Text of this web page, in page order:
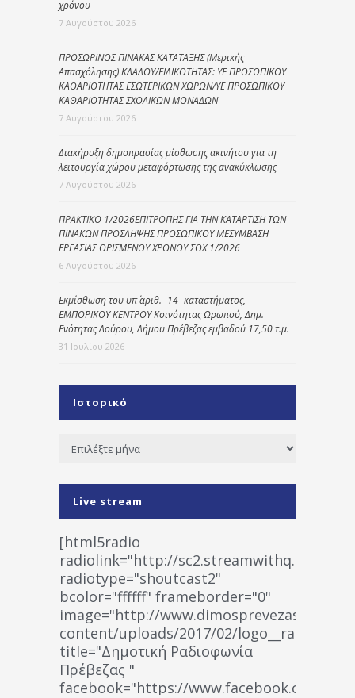
χρόνου
7 Αυγούστου 2026
ΠΡΟΣΩΡΙΝΟΣ ΠΙΝΑΚΑΣ ΚΑΤΑΤΑΞΗΣ (Μερικής
Απασχόλησης) ΚΛΑΔΟΥ/ΕΙΔΙΚΟΤΗΤΑΣ: ΥΕ ΠΡΟΣΩΠΙΚΟΥ
ΚΑΘΑΡΙΟΤΗΤΑΣ ΕΣΩΤΕΡΙΚΩΝ ΧΩΡΩΝ/ΥΕ ΠΡΟΣΩΠΙΚΟΥ
ΚΑΘΑΡΙΟΤΗΤΑΣ ΣΧΟΛΙΚΩΝ ΜΟΝΑΔΩΝ
7 Αυγούστου 2026
Διακήρυξη δημοπρασίας μίσθωσης ακινήτου για τη
λειτουργία χώρου μεταφόρτωσης της ανακύκλωσης
7 Αυγούστου 2026
ΠΡΑΚΤΙΚΟ 1/2026ΕΠΙΤΡΟΠΗΣ ΓΙΑ ΤΗΝ ΚΑΤΑΡΤΙΣΗ ΤΩΝ
ΠΙΝΑΚΩΝ ΠΡΟΣΛΗΨΗΣ ΠΡΟΣΩΠΙΚΟΥ ΜΕΣΥΜΒΑΣΗ
ΕΡΓΑΣΙΑΣ ΟΡΙΣΜΕΝΟΥ ΧΡΟΝΟΥ ΣΟΧ 1/2026
6 Αυγούστου 2026
Εκμίσθωση του υπ΄ αριθ. -14- καταστήματος,
ΕΜΠΟΡΙΚΟΥ ΚΕΝΤΡΟΥ Κοινότητας Ωρωπού, Δημ.
Ενότητας Λούρου, Δήμου Πρέβεζας εμβαδού 17,50 τ.μ.
31 Ιουλίου 2026
Ιστορικό
Ιστορικό
Live stream
[html5radio
radiolink="http://
radiotype="shoutcast2"
bcolor="ffffff" frameborder="0"
image="http://www.dimosprevezas.gr/wp-
content/uploads/2017/02/
title="Δημοτική Ραδιοφωνία
Πρέβεζας "
facebook="https://www.facebook.com/